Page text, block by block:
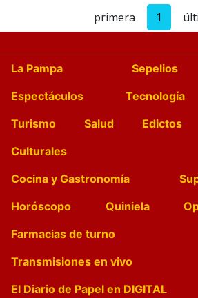
primera 1
La Pampa Sepelios
Espectáculos
Tecnología
Turismo
Salud Edictos
Culturales
Cocina y Gastronomía
Horóscopo
Quiniela
Farmacias de turno
Transmisiones en vivo
El Diario de Papel en DIGITAL